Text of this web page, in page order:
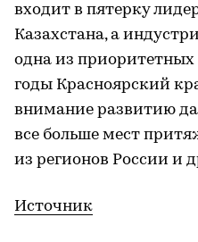
входит в пятерку
Казахстана, а
одна из приоритетных
годы Красноярский
внимание развитию
все больше мест
из регионов России и
Источник